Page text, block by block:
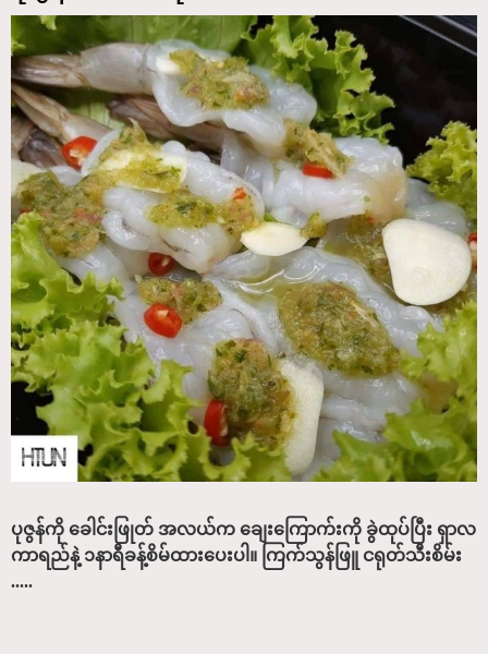
ပုဇွန်ကို ခေါင်းဖြုတ် အလယ်က ချေးကြောက်းကို ခွဲထုပ်ပြီး ရှာလ
ကာရည်နဲ့ ၁နာရီခန့်စိမ်ထားပေးပါ။ ကြက်သွန်ဖြူ ငရုတ်သီးစိမ်း
.....